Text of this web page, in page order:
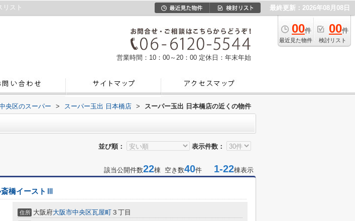
リスト 最終更新：2026年08月08日
00件
最近見た物件
00件
検討リスト
営業時間：10：00～20：00 定休日：年末年始
央区のスーパー > スーパー玉出 日本橋店 > スーパー玉出 日本橋店の近くの物件
並び順： 表示件数：
該当公開件数22棟 空き数40件 1-22棟表示
橋イーストⅢ
住所 大阪府大阪市中央区瓦屋町 ３丁目